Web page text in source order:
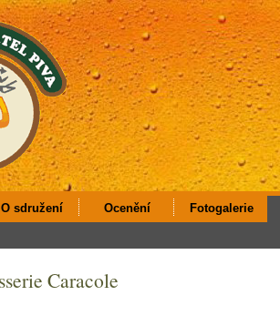
O sdružení Ocenění Fotogalerie
Caracole